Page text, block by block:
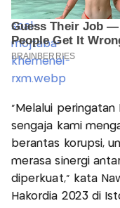
“Melalui peringatan
sengaja kami
berantas korupsi,
merasa sinergi
diperkuat,” kata
Hakordia 2023 di